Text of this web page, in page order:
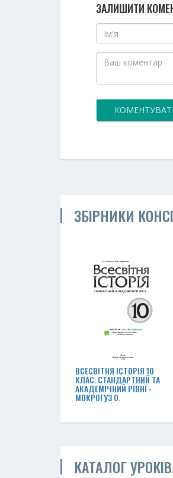
ЗАЛИШИТИ
ЗБІРНИКИ
ВСЕСВІТНЯ ІСТОРІЯ 10
КЛАС. СТАНДАРТНИЙ ТА
АКАДЕМІЧНИЙ РІВНІ -
МОКРОГУЗ О.
КАТАЛОГ